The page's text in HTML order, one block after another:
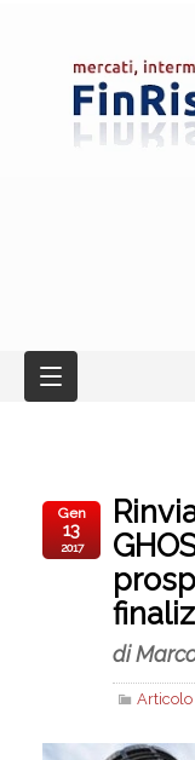
di
Articolo
Gen
13
2017